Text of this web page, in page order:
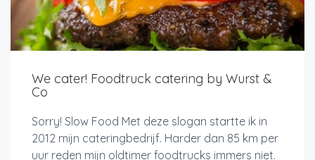
We cater! Foodtruck catering by Wurst &
Co
Sorry! Slow Food Met deze slogan startte ik in
2012 mijn cateringbedrijf. Harder dan 85 km per
uur reden mijn oldtimer foodtrucks immers niet.